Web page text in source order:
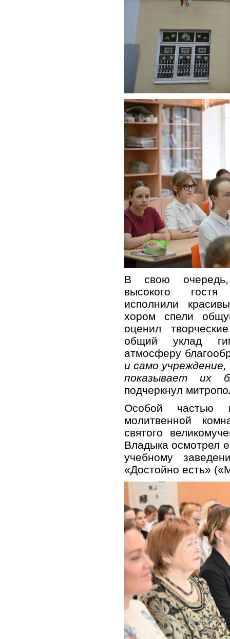
В свою очередь,
высокого гостя
исполнили
хором спели
оценил
общий уклад
атмосферу
и само
показывает их
подчеркнул
Особой частью
молитвенной
святого
Владыка осмотрел
учебному
«Достойно есть»